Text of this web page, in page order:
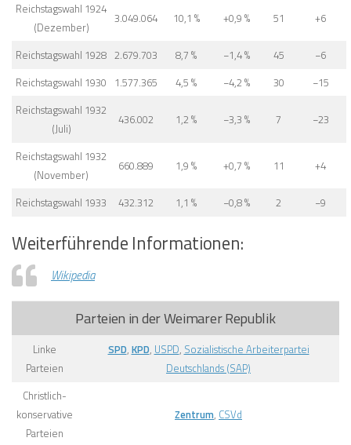
Reichstagswahl 1924
(Dezember)
3.049.064 10,1 % +0,9 % 51 +6
Reichstagswahl 1928 2.679.703 8,7 % −1,4 % 45
−6
Reichstagswahl 1930 1.577.365 4,5 % −4,2 % 30
−15
Reichstagswahl 1932
(Juli)
436.002 1,2 % −3,3 % 7 −23
Reichstagswahl 1932
(November)
660.889 1,9 % +0,7 % 11 +4
Reichstagswahl 1933 432.312 1,1 % −0,8 % 2 −9
Weiterführende Informationen:
Wikipedia
Parteien in der Weimarer Republik
Linke
Parteien
SPD, KPD, USPD, Sozialistische Arbeiterpartei
Deutschlands (SAP)
Christlich-
konservative
Parteien
Zentrum, CSVd